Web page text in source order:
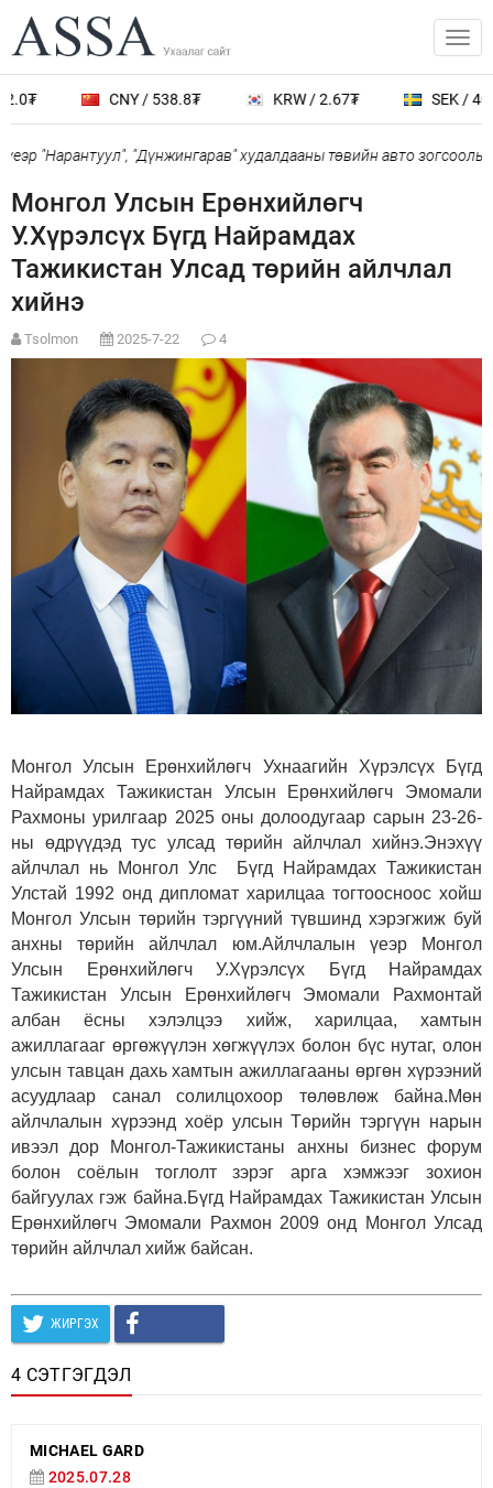
CNY / 538.8₮ KRW / 2.67₮ SEK /
"Нарантуул", "Дүнжингарав" худалдааны төвийн авто зогсоолыг
Монгол Улсын Ерөнхийлөгч
У.Хүрэлсүх Бүгд Найрамдах
Тажикистан Улсад төрийн айлчлал
хийнэ
Tsolmon 2025-7-22 4
Монгол Улсын Ерөнхийлөгч Ухнаагийн Хүрэлсүх Бүгд
Найрамдах Тажикистан Улсын Ерөнхийлөгч Эмомали
Рахмоны урилгаар 2025 оны долоодугаар сарын 23-26-
ны өдрүүдэд тус улсад төрийн айлчлал хийнэ.Энэхүү
айлчлал нь Монгол Улс Бүгд Найрамдах Тажикистан
Улстай 1992 онд дипломат харилцаа тогтоосноос хойш
Монгол Улсын төрийн тэргүүний түвшинд хэрэгжиж буй
анхны төрийн айлчлал юм.Айлчлалын үеэр Монгол
Улсын Ерөнхийлөгч У.Хүрэлсүх Бүгд Найрамдах
Тажикистан Улсын Ерөнхийлөгч Эмомали Рахмонтай
албан ёсны хэлэлцээ хийж, харилцаа, хамтын
ажиллагааг өргөжүүлэн хөгжүүлэх болон бүс нутаг, олон
улсын тавцан дахь хамтын ажиллагааны өргөн хүрээний
асуудлаар санал солилцохоор төлөвлөж байна.Мөн
айлчлалын хүрээнд хоёр улсын Төрийн тэргүүн нарын
ивээл дор Монгол-Тажикистаны анхны бизнес форум
болон соёлын тоглолт зэрэг арга хэмжээг зохион
байгуулах гэж байна.Бүгд Найрамдах Тажикистан Улсын
Ерөнхийлөгч Эмомали Рахмон 2009 онд Монгол Улсад
төрийн айлчлал хийж байсан.
ЖИРГЭХ
4 СЭТГЭГДЭЛ
MICHAEL GARD
2025.07.28